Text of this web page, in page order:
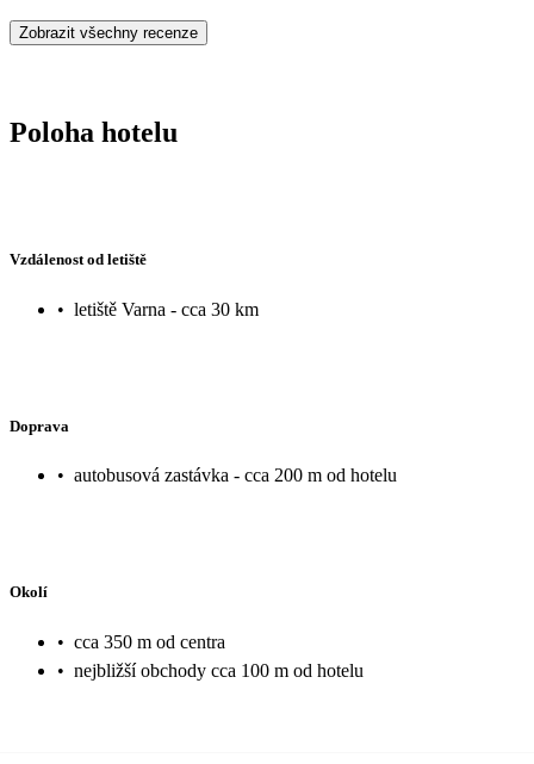
Zobrazit všechny recenze
Poloha hotelu
Vzdálenost od letiště
• letiště Varna - cca 30 km
Doprava
• autobusová zastávka - cca 200 m od hotelu
Okolí
• cca 350 m od centra
• nejbližší obchody cca 100 m od hotelu